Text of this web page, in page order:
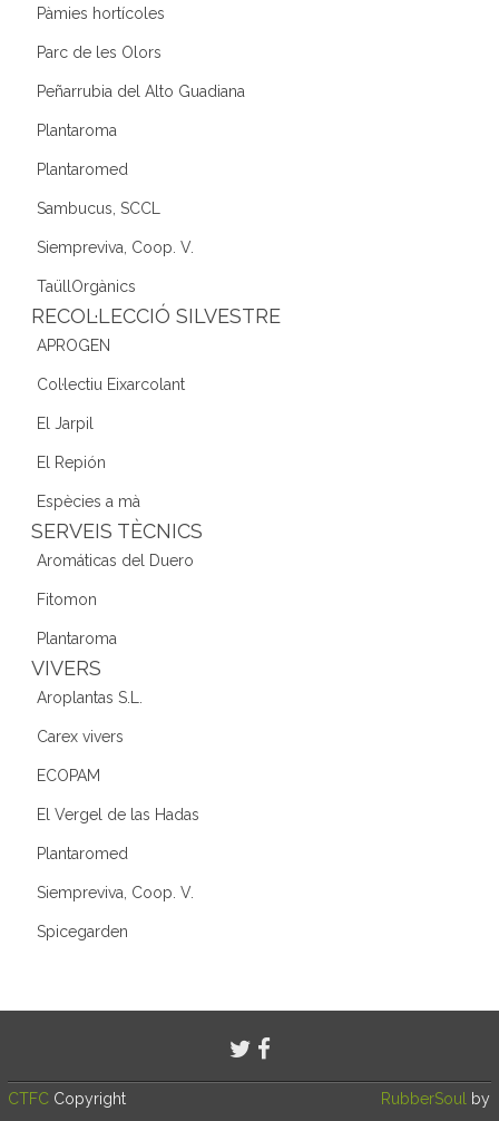
Pàmies hortícoles
Parc de les Olors
Peñarrubia del Alto Guadiana
Plantaroma
Plantaromed
Sambucus, SCCL
Siempreviva, Coop. V.
TaüllOrgànics
RECOL·LECCIÓ SILVESTRE
APROGEN
Col·lectiu Eixarcolant
El Jarpil
El Repión
Espècies a mà
SERVEIS TÈCNICS
Aromáticas del Duero
Fitomon
Plantaroma
VIVERS
Aroplantas S.L.
Carex vivers
ECOPAM
El Vergel de las Hadas
Plantaromed
Siempreviva, Coop. V.
Spicegarden
CTFC Copyright RubberSoul by